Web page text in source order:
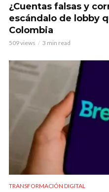
¿Cuentas falsas y
escándalo de lobby
Colombia
509 views 3 min read
TRANSFORMACIÓN DIGITAL